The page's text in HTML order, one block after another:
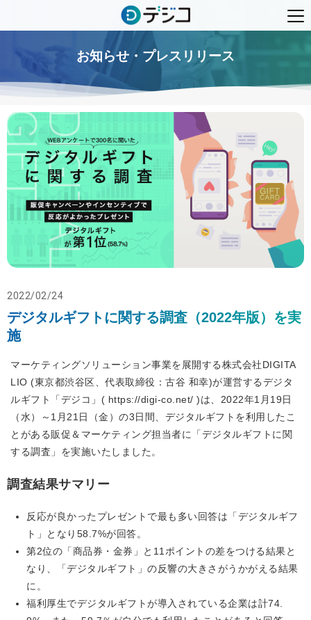
お知らせ・プレスリリース
2022/02/24
デジタルギフトに関する調査（2022年版）を実
施
マーケティングソリューション事業を展開する株式会社DIGITA
LIO (東京都渋谷区、代表取締役：古谷 和幸)が運営するデジタ
ルギフト「デジコ」( https://digi-co.net/ )は、2022年1月19日
（水）～1月21日（金）の3日間、デジタルギフトを利用したこ
とがある販促＆マーケティング担当者に「デジタルギフトに関
する調査」を実施いたしました。
調査結果サマリー
反応が良かったプレゼントで最も多い回答は「デジタルギフ
ト」となり58.7%が回答。
第2位の「商品券・金券」と11ポイントの差をつける結果と
なり、「デジタルギフト」の反響の大きさがうかがえる結果
に。
福利厚生でデジタルギフトが導入されている企業は計74.